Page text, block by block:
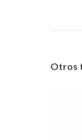
Otros